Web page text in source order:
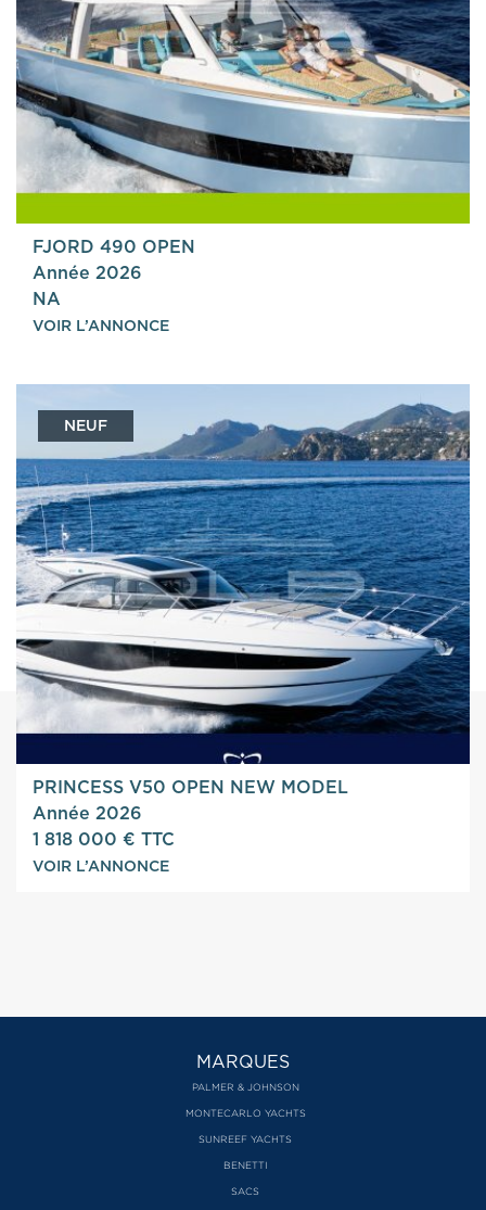
FJORD 490 OPEN
Année 2026
NA
VOIR L’ANNONCE
NEUF
PRINCESS V50 OPEN NEW MODEL
Année 2026
1 818 000 € TTC
VOIR L’ANNONCE
MARQUES
PALMER & JOHNSON
MONTECARLO YACHTS
SUNREEF YACHTS
BENETTI
SACS